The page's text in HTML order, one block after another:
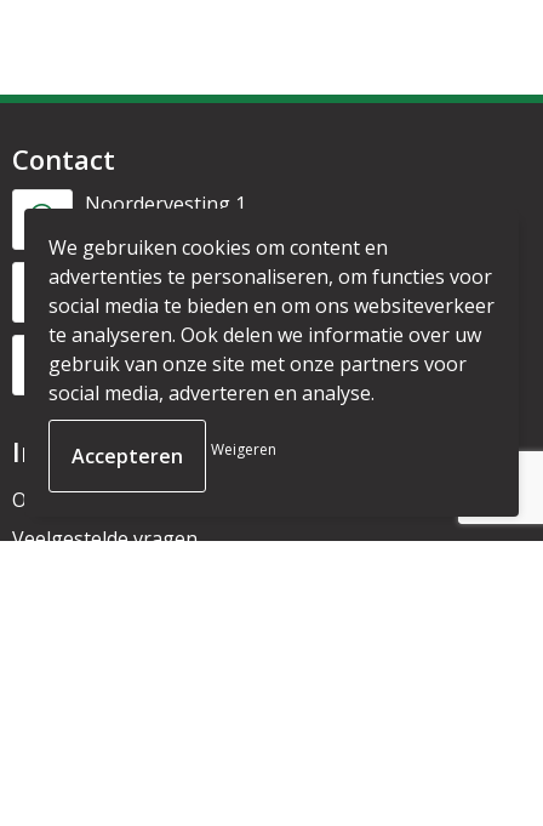
Contact
Noordervesting 1
1135 CL Edam
+31 6 53328087
info@mijnpromo.nl
Informatie
Over ons
Veelgestelde vragen
We gebruiken cookies om content en
advertenties te personaliseren, om functies voor
social media te bieden en om ons websiteverkeer
te analyseren. Ook delen we informatie over uw
gebruik van onze site met onze partners voor
social media, adverteren en analyse.
Weigeren